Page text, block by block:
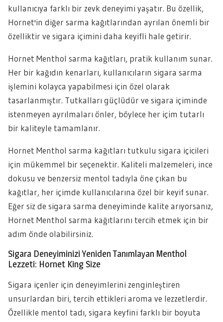
kullanıcıya farklı bir zevk deneyimi yaşatır. Bu özellik,
Hornet'in diğer sarma kağıtlarından ayrılan önemli bir
özelliktir ve sigara içimini daha keyifli hale getirir.
Hornet Menthol sarma kağıtları, pratik kullanım sunar.
Her bir kağıdın kenarları, kullanıcıların sigara sarma
işlemini kolayca yapabilmesi için özel olarak
tasarlanmıştır. Tutkalları güçlüdür ve sigara içiminde
istenmeyen ayrılmaları önler, böylece her içim tutarlı
bir kaliteyle tamamlanır.
Hornet Menthol sarma kağıtları tutkulu sigara içicileri
için mükemmel bir seçenektir. Kaliteli malzemeleri, ince
dokusu ve benzersiz mentol tadıyla öne çıkan bu
kağıtlar, her içimde kullanıcılarına özel bir keyif sunar.
Eğer siz de sigara sarma deneyiminde kalite arıyorsanız,
Hornet Menthol sarma kağıtlarını tercih etmek için bir
adım önde olabilirsiniz.
Sigara Deneyiminizi Yeniden Tanımlayan Menthol
Lezzeti: Hornet King Size
Sigara içenler için deneyimlerini zenginleştiren
unsurlardan biri, tercih ettikleri aroma ve lezzetlerdir.
Özellikle mentol tadı, sigara keyfini farklı bir boyuta